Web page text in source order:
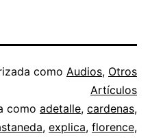
como Audios, Otros
Artículos
como adetalle, cardenas,
, explica, florence,